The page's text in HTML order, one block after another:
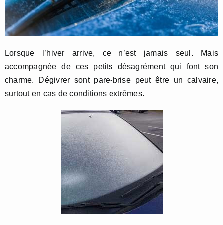
Lorsque l’hiver arrive, ce n’est jamais seul. Mais
accompagnée de ces petits désagrément qui font son
charme. Dégivrer sont pare-brise peut être un calvaire,
surtout en cas de conditions extrêmes.